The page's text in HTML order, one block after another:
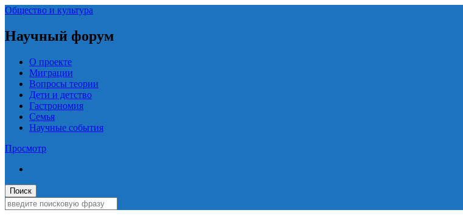
Общество и культура
Научный форум
О проекте
Миграции
Вопросы теории
Дети и детство
Гастрономия
Семья
Научные события
Просмотр